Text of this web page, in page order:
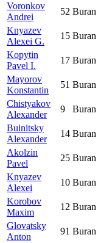
Voronkov
Andrei
52 Buran
Knyazev
Alexei G.
15 Buran
Kopytin
Pavel I.
17 Buran
Mayorov
Konstantin
51 Buran
Chistyakov
Alexander
9 Buran
Buinitsky
Alexander
14 Buran
Akolzin
Pavel
25 Buran
Knyazev
Alexei
10 Buran
Korobov
Maxim
12 Buran
Glovatsky
Anton
91 Buran